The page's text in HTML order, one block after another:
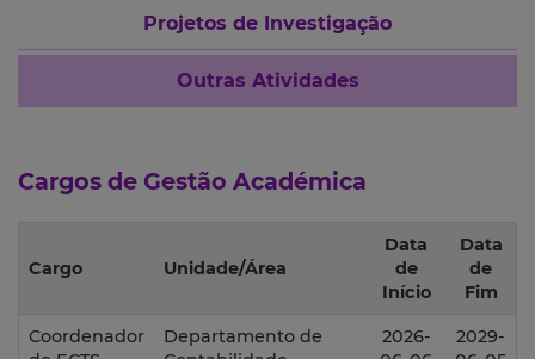
Projetos de Investigação
Outras Atividades
Cargos de Gestão Académica
Cargo Unidade/Área
Data
de
Início
Data
de
Fim
Coordenador
Departamento de
2026-
2029-